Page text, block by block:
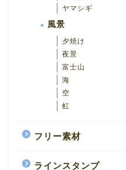
ヤマシギ
風景
夕焼け
夜景
富士山
海
空
虹
フリー素材
ラインスタンプ